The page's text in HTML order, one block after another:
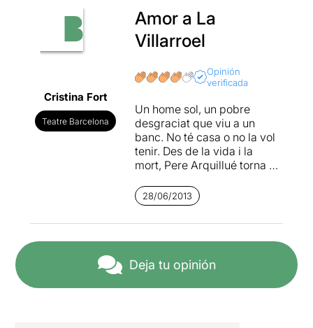
Cristina Fort
Teatre Barcelona
Amor a La
Villarroel
Opinión
verificada
Un home sol, un pobre
desgraciat que viu a un
banc. No té casa o no la vol
tenir. Des de la vida i la
mort, Pere Arquillué torna a
Amorde Samuel
Beckett amb una naturalitat i
fermesa que espanta.
que li ofereix casa, però
quan l'amor s'acaba, se'n
torna al banc. D'alguna
28/06/2013
Deja tu opinión